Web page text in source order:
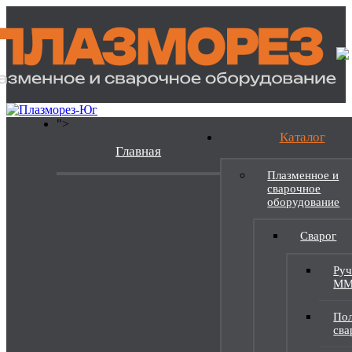
">
Главная
Каталог
Плазменное и
сварочное
оборудование
Сварог